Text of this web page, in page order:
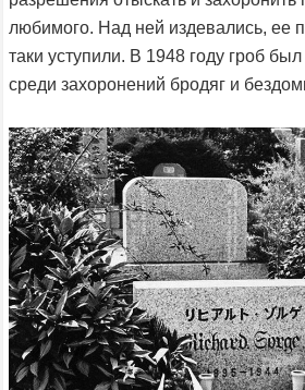
любимого. Над ней издевались, ее
таки уступили. В 1948 году гроб
среди захоронений бродяг и